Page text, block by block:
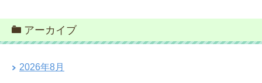
アーカイブ
2026年8月